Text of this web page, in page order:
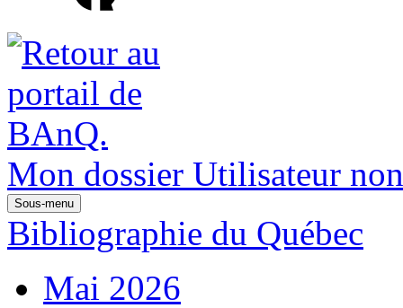
Mon dossier Utilisateur
Sous-menu
Bibliographie du Québec
Mai 2026